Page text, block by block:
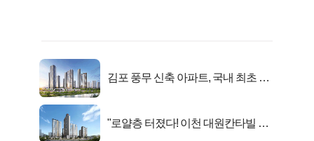
김포 풍무 신축 아파트, 국내 최초 반
"로얄층 터졌다! 이천 대원칸타빌 잔